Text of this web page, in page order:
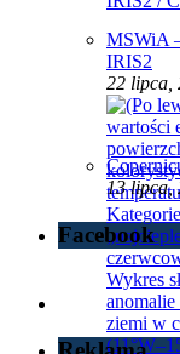
MSWiA
IRIS2
22 lipca,
13 lipca,
Facebook